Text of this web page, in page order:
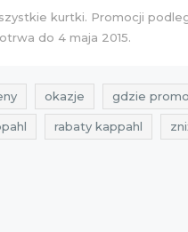
kurtki. Promocji
do 4 maja 2015.
okazje gdzie
rabaty kappahl